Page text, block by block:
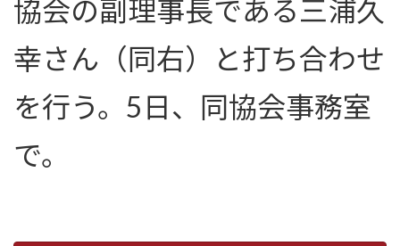
協会の副理事長である三浦久
幸さん（同右）と打ち合わせ
を行う。5日、同協会事務室
で。